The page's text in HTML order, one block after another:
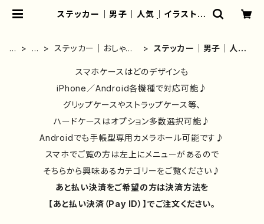
ステッカー｜男子｜人気｜イラスト｜
れ/イラストレーター/グッズ/人気/後
払い/通販｜雑貨屋アリうさ
ホ
雑
ステッカー｜おしゃれ
ター｜かわいい
ステッカー｜男子｜人気
ー｜おしゃれ
スマホケースはどのデザインも
iPhone／Android各機種で対応可能♪
グリップケースやストラップケース等、
ハードケースはオプション多数選択可能♪
Androidでも手帳型専用カメラホール可能です♪
スマホでご覧の方は左上にメニューがあるので
そちらから興味あるカテゴリーをご覧ください♪
あと払い決済をご希望の方は決済方法を
【あと払い決済（Pay ID）】でご注文ください。